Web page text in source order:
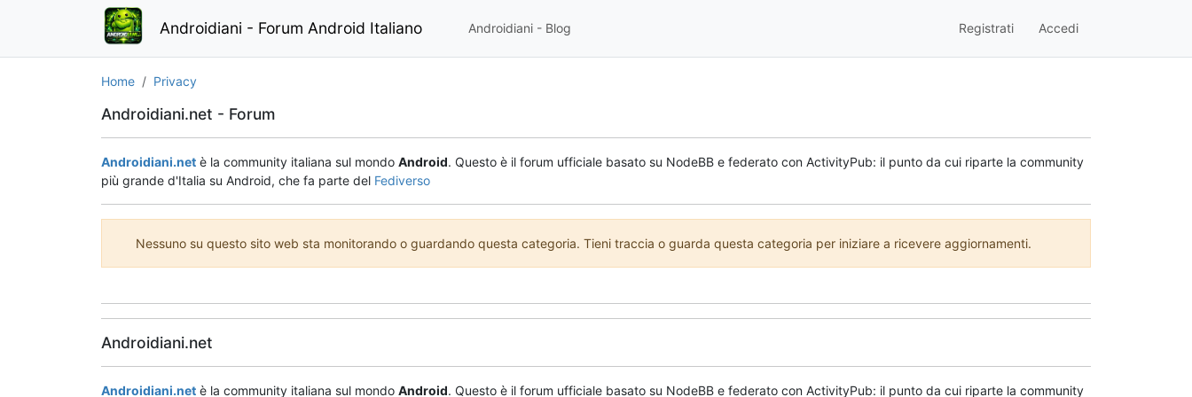
Androidiani - Forum Android Italiano Androidiani - Blog Registrati Accedi
Home Privacy
Androidiani.net - Forum
Androidiani.net è la community italiana sul mondo Android. Questo è il forum ufficiale basato su NodeBB e federato con ActivityPub: il punto da cui riparte la community
più grande d'Italia su Android, che fa parte del Fediverso
Nessuno su questo sito web sta monitorando o guardando questa categoria. Tieni traccia o guarda questa categoria per iniziare a ricevere aggiornamenti.
Androidiani.net
Androidiani.net è la community italiana sul mondo Android. Questo è il forum ufficiale basato su NodeBB e federato con ActivityPub: il punto da cui riparte la community